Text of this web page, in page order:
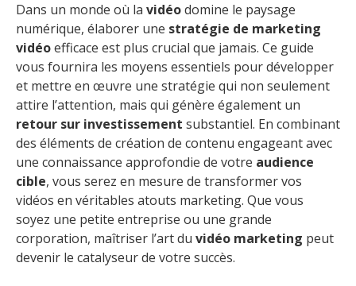
Dans un monde où la vidéodomine le paysage
numérique, élaborer une stratégie de marketing
vidéoefficace est plus crucial que jamais. Ce guide
vous fournira les moyens essentiels pour développer
et mettre en œuvre une stratégie qui non seulement
attire l’attention, mais qui génère également un
retour sur investissement substantiel. En combinant
des éléments de création de contenu engageant avec
une connaissance approfondie de votre audience
cible, vous serez en mesure de transformer vos
vidéos en véritables atouts marketing. Que vous
soyez une petite entreprise ou une grande
corporation, maîtriser l’art du vidéo marketing peut
devenir le catalyseur de votre succès.